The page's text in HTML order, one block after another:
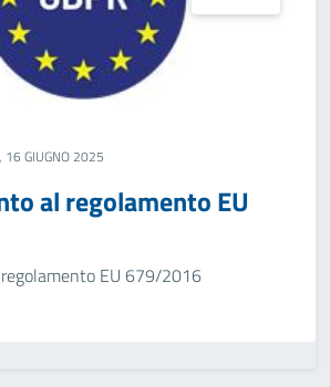
16 GIUGNO 2025
al regolamento EU
EU 679/2016